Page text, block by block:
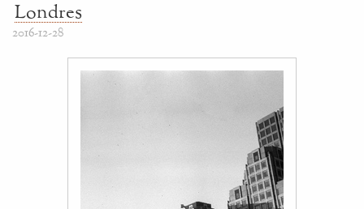
Londres
2016-12-28